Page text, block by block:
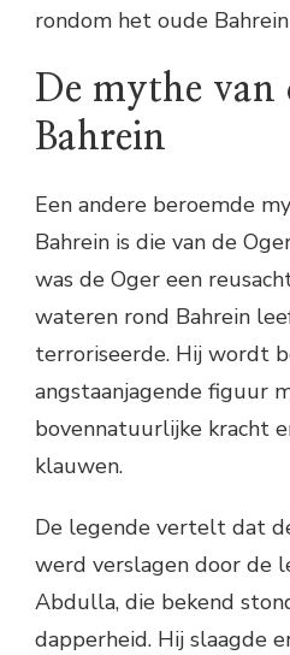
rondom het oude
De mythe van
Bahrein
Een andere beroemde
Bahrein is die van de
was de Oger een
wateren rond Bahrein
terroriseerde. Hij wordt
angstaanjagende figuur
bovennatuurlijke kracht
klauwen.
De legende vertelt dat
werd verslagen door de
Abdulla, die bekend
dapperheid. Hij slaagde